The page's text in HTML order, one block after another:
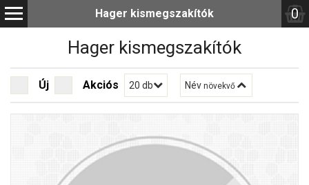
Hager kismegszakítók 0
Hager kismegszakítók
Új Akciós 20 db Név növekvő